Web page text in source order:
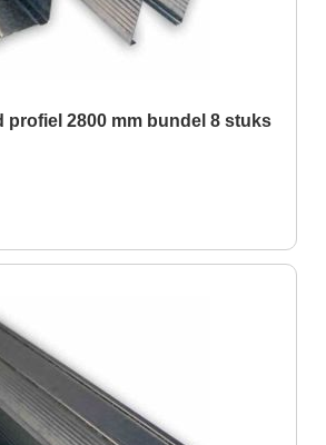
profiel 2800 mm bundel 8 stuks